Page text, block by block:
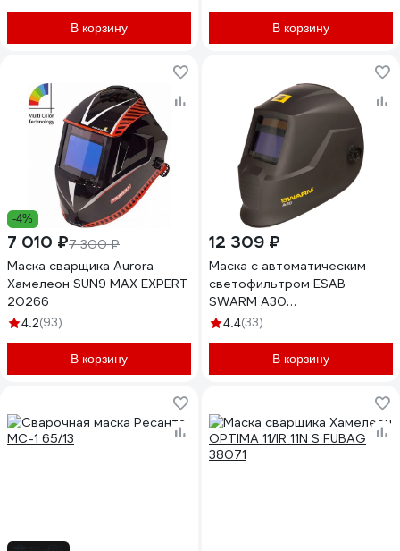
В корзину В корзину
-4%
7 010 ₽7 300 ₽
Маска сварщика Aurora
Хамелеон SUN9 MAX EXPERT
20266
4.2(93)
В корзину
12 309 ₽
Маска с автоматическим
светофильтром ESAB
SWARM A30
0700102044RUS
4.4(33)
В корзину